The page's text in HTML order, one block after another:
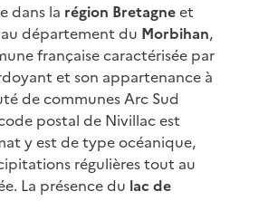
dans la région Bretagneet
département du Morbihan,
française caractérisée par
et son appartenance à
de communes Arc Sud
postal de Nivillac est
y est de type océanique,
régulières tout au
La présence du lac de